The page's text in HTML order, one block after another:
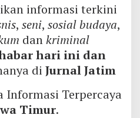
informasi terkini
, seni, sosial budaya,
dankriminal
hari ini dan
di Jurnal Jatim
Informasi Terpercaya
Timur.